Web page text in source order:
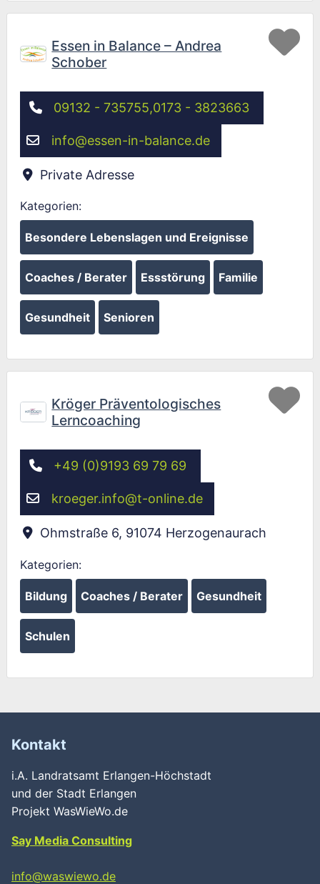
Essen in Balance – Andrea
Schober
09132 - 735755,0173 - 3823663
info@essen-in-balance.de
Private Adresse
Kategorien:
Besondere Lebenslagen und Ereignisse
Coaches / Berater Essstörung Familie
Gesundheit Senioren
Kröger Präventologisches
Lerncoaching
+49 (0)9193 69 79 69
kroeger.info@t-online.de
Ohmstraße 6, 91074 Herzogenaurach
Kategorien:
Bildung Coaches / Berater Gesundheit
Schulen
Kontakt
i.A. Landratsamt Erlangen-Höchstadt
und der Stadt Erlangen
Projekt WasWieWo.de
Say Media Consulting
info@waswiewo.de